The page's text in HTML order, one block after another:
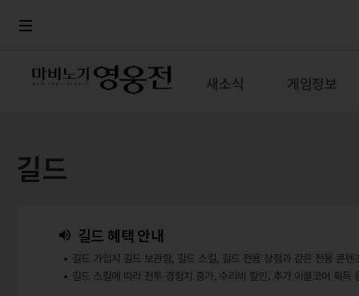
새소식 게임정보
길드
길드 혜택 안내
길드 가입시 길드 보관함, 길드 스킬, 길드 전용 상점과 같은 전용 콘
길드 스킬에 따라 전투 경험치 증가, 수리비 할인, 추가 이블코어 획득